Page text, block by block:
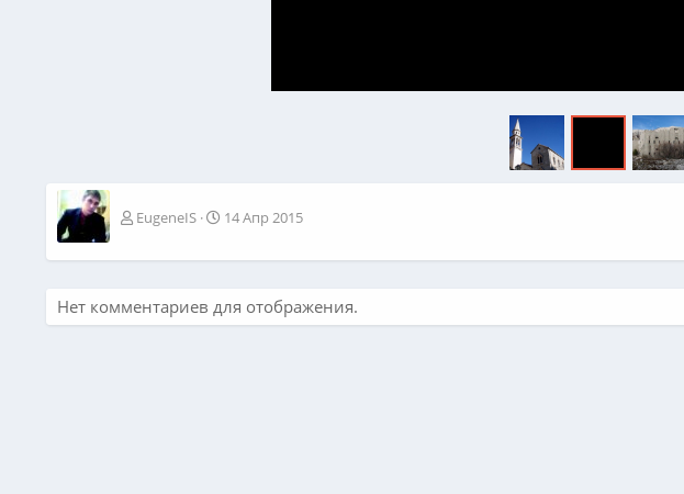
EugeneIS 14 Апр 2015
Нет комментариев для отображения.